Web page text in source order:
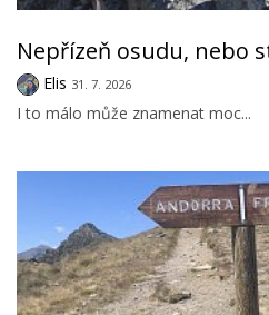
Nepřízeň osudu, nebo
Elis 31. 7. 2026
I to málo může znamenat moc...